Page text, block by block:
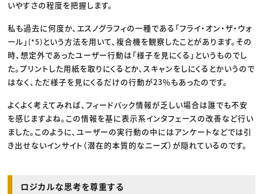
いやすさの程度を把握します。
私も過去に何度か、エスノグラフィの一種である「フライ・オン・ザ・ウォ
ール」 (*5) という方法を用いて、複合機を観察したことがあります。その
時、想定外であったユーザー行動は「様子を見にくる」というものでし
た。プリントした用紙を取りにくるとか、スキャンをしにくるとかいうので
はなく、ただ様子を見にくるだけの行動が23％もあったのです。
よくよく考えてみれば、フィードバック情報が乏しい場合は誰でも不安
を感じますよね。この情報を基に表示系インタフェースの改善など行い
ました。このように、ユーザーの実行動の中にはアンケートなどでは引
き出せないインサイト（潜在的本質的なニーズ）が隠れているのです。
ロジカルな思考を尊重する